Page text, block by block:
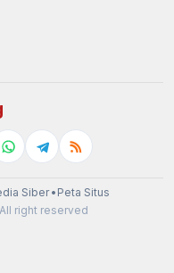
Siber• Peta Situs
right reserved